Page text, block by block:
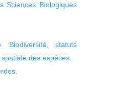
Sciences Biologiques
:Biodiversité, statuts
des espèces.